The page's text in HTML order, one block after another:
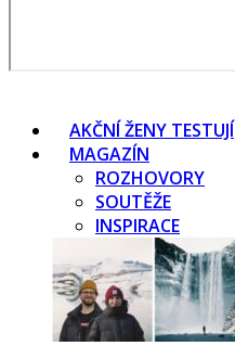
AKČNÍ ŽENY TESTUJÍ
MAGAZÍN
ROZHOVORY
SOUTĚŽE
INSPIRACE